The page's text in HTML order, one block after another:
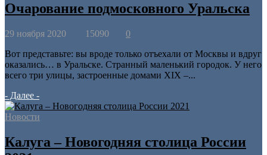
Очарование подмосковного Уральска
29 ноября 2020 15090 0
Вот представьте: вы вроде только отъехали от Москвы и вдруг
оказались… в Уральске. Странный маленький городок. У него
всего три улицы, застроенные домами XIX ­–...
- Далее -
Новости
Калуга – Новогодняя столица России